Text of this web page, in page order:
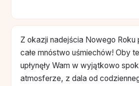
Z okazji nadejścia Nowego Roku
całe mnóstwo uśmiechów! Oby
upłynęły Wam w wyjątkowo
atmosferze, z dala od